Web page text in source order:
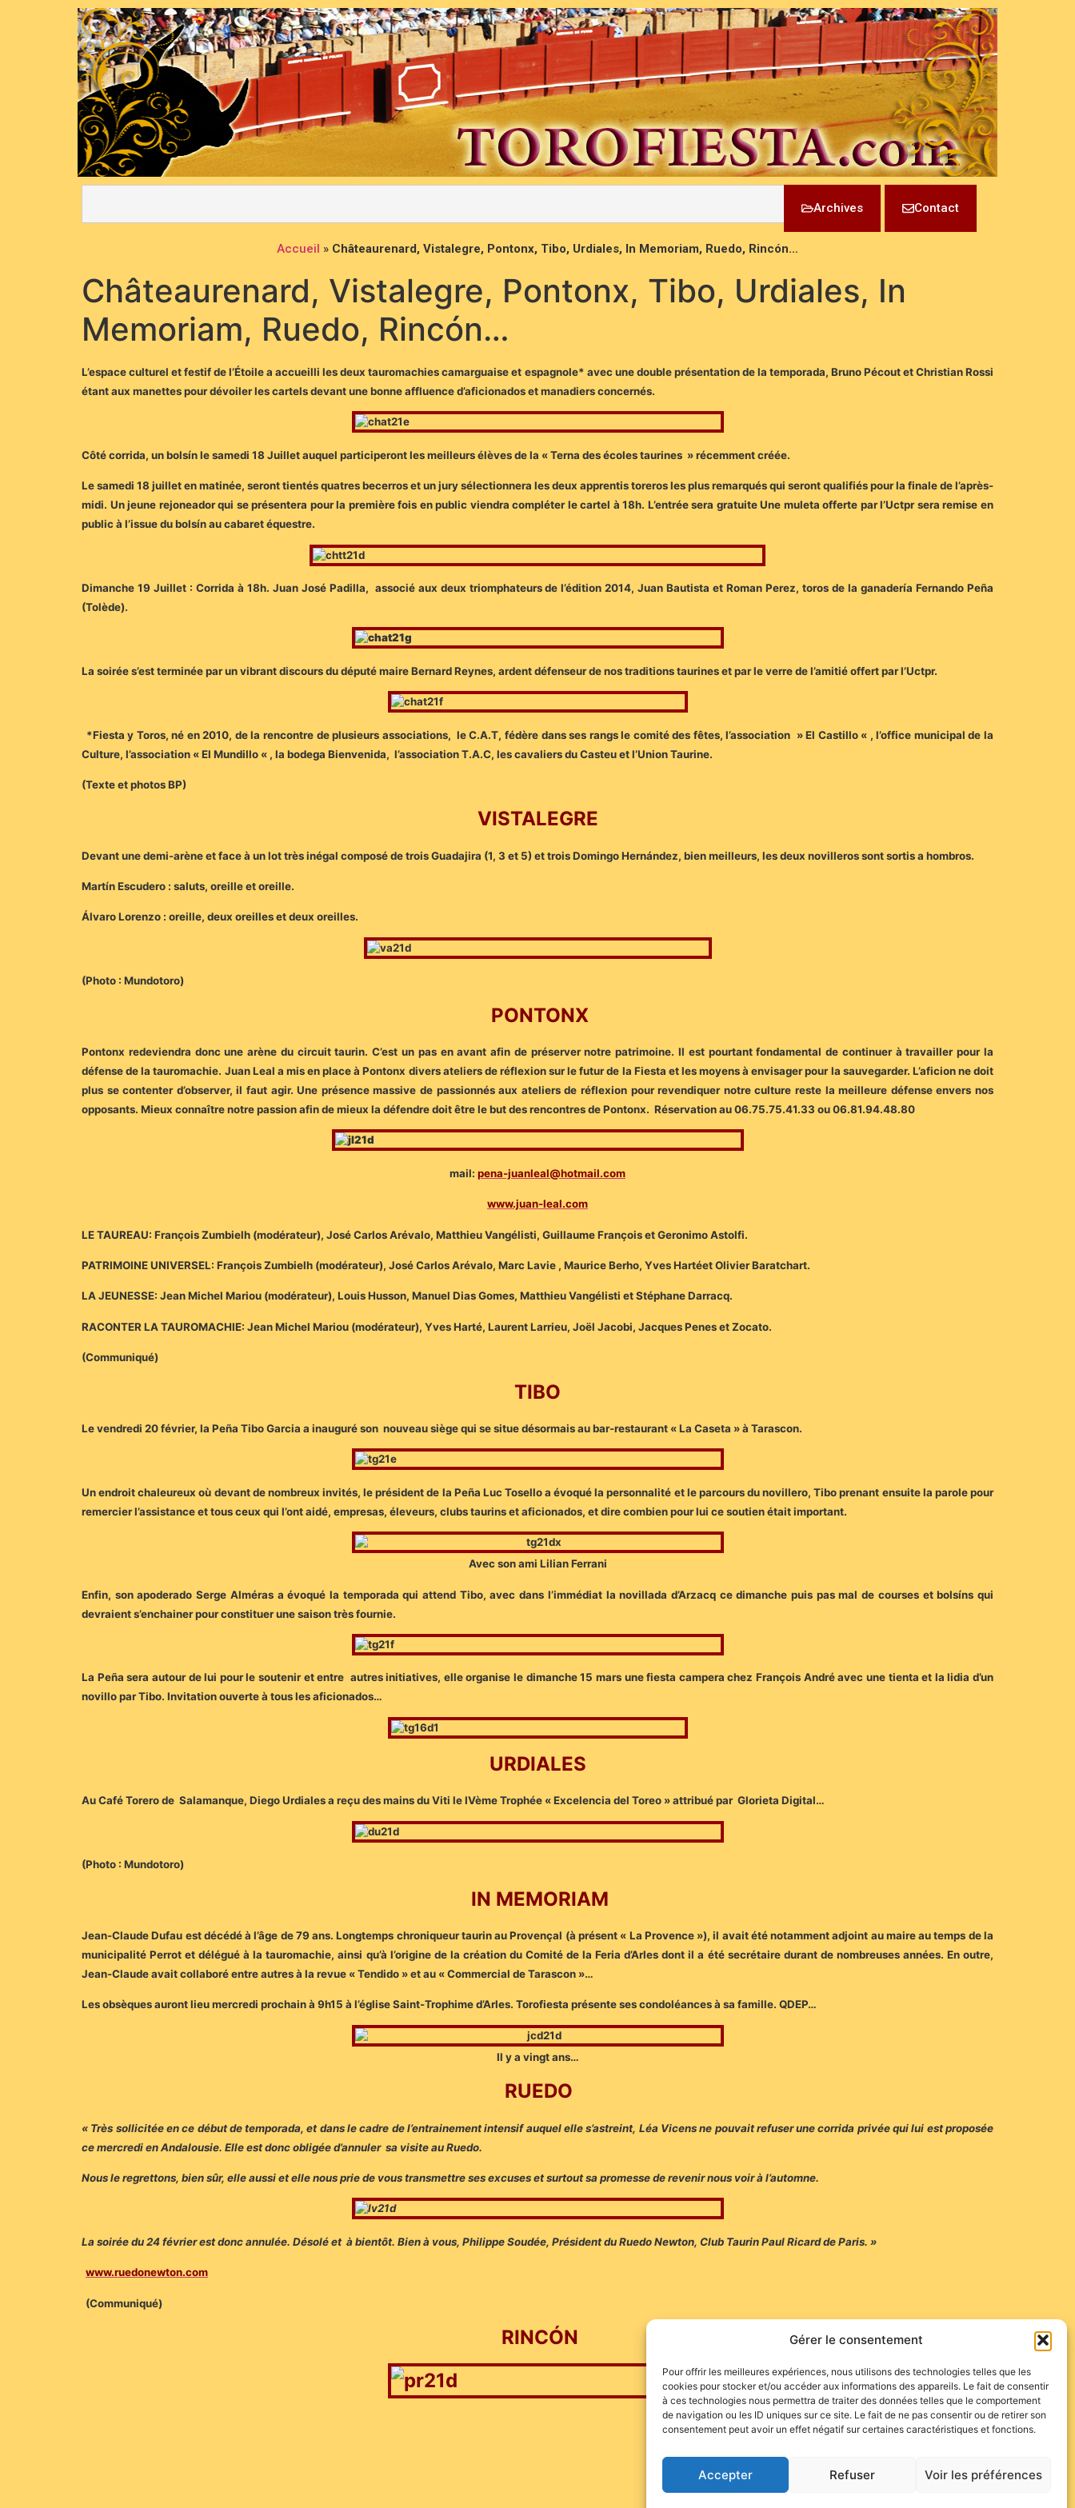
Gérer le consentement
Pour offrir les meilleures expériences, nous utilisons des technologies telles que les
cookies pour stocker et/ou accéder aux informations des appareils. Le fait de consentir
à ces technologies nous permettra de traiter des données telles que le comportement
de navigation ou les ID uniques sur ce site. Le fait de ne pas consentir ou de retirer son
consentement peut avoir un effet négatif sur certaines caractéristiques et fonctions.
Accepter Refuser Voir les préférences
Archives Contact
Accueil » Châteaurenard, Vistalegre, Pontonx, Tibo, Urdiales, In Memoriam, Ruedo, Rincón…
Châteaurenard, Vistalegre, Pontonx, Tibo, Urdiales, In
Memoriam, Ruedo, Rincón…
L’espace culturel et festif de l’Étoile a accueilli les deux tauromachies camarguaise et espagnole* avec une double présentation de la temporada, Bruno Pécout et Christian Rossi
étant aux manettes pour dévoiler les cartels devant une bonne affluence d’aficionados et manadiers concernés.
Côté corrida, un bolsín le samedi 18 Juillet auquel participeront les meilleurs élèves de la « Terna des écoles taurines » récemment créée.
Le samedi 18 juillet en matinée, seront tientés quatres becerros et un jury sélectionnera les deux apprentis toreros les plus remarqués qui seront qualifiés pour la finale de l’après-
midi. Un jeune rejoneador qui se présentera pour la première fois en public viendra compléter le cartel à 18h. L’entrée sera gratuite Une muleta offerte par l’Uctpr sera remise en
public à l’issue du bolsín au cabaret équestre.
Dimanche 19 Juillet : Corrida à 18h. Juan José Padilla, associé aux deux triomphateurs de l’édition 2014, Juan Bautista et Roman Perez, toros de la ganadería Fernando Peña
(Tolède).
La soirée s’est terminée par un vibrant discours du député maire Bernard Reynes, ardent défenseur de nos traditions taurines et par le verre de l’amitié offert par l’Uctpr.
*Fiesta y Toros, né en 2010, de la rencontre de plusieurs associations, le C.A.T, fédère dans ses rangs le comité des fêtes, l’association » El Castillo « , l’office municipal de la
Culture, l’association « El Mundillo « , la bodega Bienvenida, l’association T.A.C, les cavaliers du Casteu et l’Union Taurine.
(Texte et photos BP)
VISTALEGRE
Devant une demi-arène et face à un lot très inégal composé de trois Guadajira (1, 3 et 5) et trois Domingo Hernández, bien meilleurs, les deux novilleros sont sortis a hombros.
Martín Escudero : saluts, oreille et oreille.
Álvaro Lorenzo : oreille, deux oreilles et deux oreilles.
(Photo : Mundotoro)
PONTONX
Pontonx redeviendra donc une arène du circuit taurin. C’est un pas en avant afin de préserver notre patrimoine. Il est pourtant fondamental de continuer à travailler pour la
défense de la tauromachie. Juan Leal a mis en place à Pontonx divers ateliers de réflexion sur le futur de la Fiesta et les moyens à envisager pour la sauvegarder. L’aficion ne doit
plus se contenter d’observer, il faut agir. Une présence massive de passionnés aux ateliers de réflexion pour revendiquer notre culture reste la meilleure défense envers nos
opposants. Mieux connaître notre passion afin de mieux la défendre doit être le but des rencontres de Pontonx. Réservation au 06.75.75.41.33 ou 06.81.94.48.80
mail: pena-juanleal@hotmail.com
www.juan-leal.com
LE TAUREAU: François Zumbielh (modérateur), José Carlos Arévalo, Matthieu Vangélisti, Guillaume François et Geronimo Astolfi.
PATRIMOINE UNIVERSEL: François Zumbielh (modérateur), José Carlos Arévalo, Marc Lavie , Maurice Berho, Yves Hartéet Olivier Baratchart.
LA JEUNESSE: Jean Michel Mariou (modérateur), Louis Husson, Manuel Dias Gomes, Matthieu Vangélisti et Stéphane Darracq.
RACONTER LA TAUROMACHIE: Jean Michel Mariou (modérateur), Yves Harté, Laurent Larrieu, Joël Jacobi, Jacques Penes et Zocato.
(Communiqué)
TIBO
Le vendredi 20 février, la Peña Tibo Garcia a inauguré son nouveau siège qui se situe désormais au bar-restaurant « La Caseta » à Tarascon.
Un endroit chaleureux où devant de nombreux invités, le président de la Peña Luc Tosello a évoqué la personnalité et le parcours du novillero, Tibo prenant ensuite la parole pour
remercier l’assistance et tous ceux qui l’ont aidé, empresas, éleveurs, clubs taurins et aficionados, et dire combien pour lui ce soutien était important.
Avec son ami Lilian Ferrani
Enfin, son apoderado Serge Alméras a évoqué la temporada qui attend Tibo, avec dans l’immédiat la novillada d’Arzacq ce dimanche puis pas mal de courses et bolsíns qui
devraient s’enchainer pour constituer une saison très fournie.
La Peña sera autour de lui pour le soutenir et entre autres initiatives, elle organise le dimanche 15 mars une fiesta campera chez François André avec une tienta et la lidia d’un
novillo par Tibo. Invitation ouverte à tous les aficionados…
URDIALES
Au Café Torero de Salamanque, Diego Urdiales a reçu des mains du Viti le IVème Trophée « Excelencia del Toreo » attribué par Glorieta Digital…
(Photo : Mundotoro)
IN MEMORIAM
Jean-Claude Dufau est décédé à l’âge de 79 ans. Longtemps chroniqueur taurin au Provençal (à présent « La Provence »), il avait été notamment adjoint au maire au temps de la
municipalité Perrot et délégué à la tauromachie, ainsi qu’à l’origine de la création du Comité de la Feria d’Arles dont il a été secrétaire durant de nombreuses années. En outre,
Jean-Claude avait collaboré entre autres à la revue « Tendido » et au « Commercial de Tarascon »…
Les obsèques auront lieu mercredi prochain à 9h15 à l’église Saint-Trophime d’Arles. Torofiesta présente ses condoléances à sa famille. QDEP…
Il y a vingt ans…
RUEDO
« Très sollicitée en ce début de temporada, et dans le cadre de l’entrainement intensif auquel elle s’astreint, Léa Vicens ne pouvait refuser une corrida privée qui lui est proposée
ce mercredi en Andalousie. Elle est donc obligée d’annuler sa visite au Ruedo.
Nous le regrettons, bien sûr, elle aussi et elle nous prie de vous transmettre ses excuses et surtout sa promesse de revenir nous voir à l’automne.
La soirée du 24 février est donc annulée. Désolé et à bientôt. Bien à vous, Philippe Soudée, Président du Ruedo Newton, Club Taurin Paul Ricard de Paris. »
www.ruedonewton.com
(Communiqué)
RINCÓN